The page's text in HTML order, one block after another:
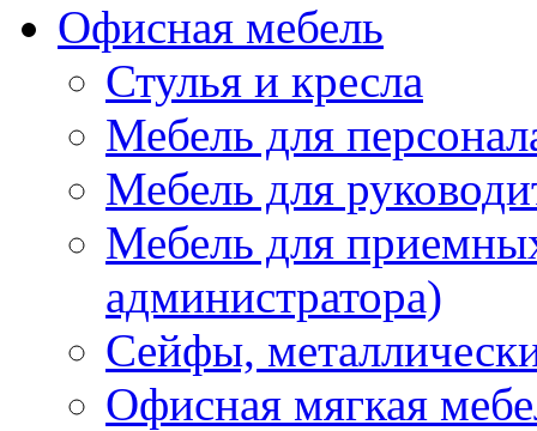
Офисная мебель
Стулья и кресла
Мебель для
Мебель для
Мебель для
администратора)
Сейфы,
Офисная мягкая